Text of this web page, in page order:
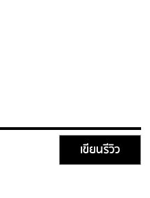
เขียนรีวิว